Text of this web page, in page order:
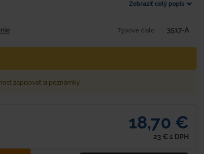
Zobraziť celý popis
Typové číslo 3517-A
zapisovať si poznámky
18,70 €
23 € s DPH